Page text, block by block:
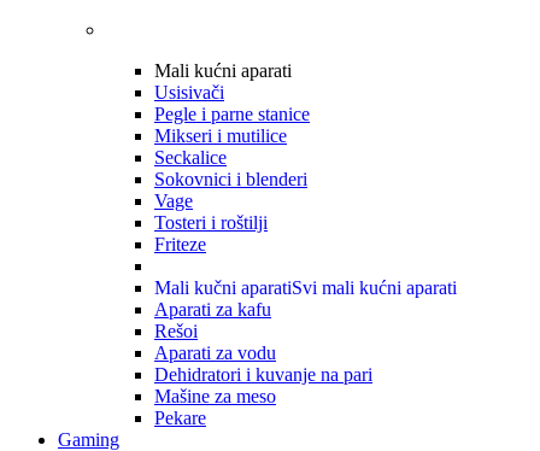
Mali kućni aparati
Usisivači
Pegle i parne stanice
Mikseri i mutilice
Seckalice
Sokovnici i blenderi
Vage
Tosteri i roštilji
Friteze
Mali kučni aparatiSvi mali kućni aparati
Aparati za kafu
Rešoi
Aparati za vodu
Dehidratori i kuvanje na pari
Mašine za meso
Pekare
Gaming